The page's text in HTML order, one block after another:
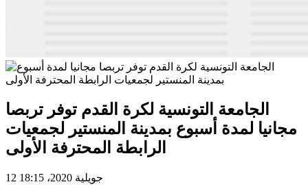
الجامعة التونسية لكرة القدم توفر تربصا
مجانيا لمدة أسبوع بمدينة المنستير لجمعيات
الرابطة المحترفة الأولى
12 جويلية 2020، 18:15